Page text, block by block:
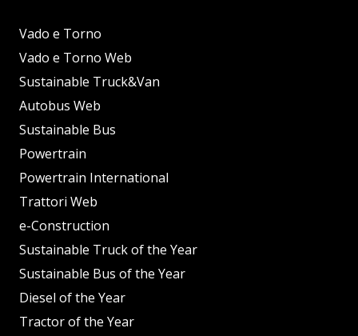
Vado e Torno
Vado e Torno Web
Sustainable Truck&Van
Autobus Web
Sustainable Bus
Powertrain
Powertrain International
Trattori Web
e-Construction
Sustainable Truck of the Year
Sustainable Bus of the Year
Diesel of the Year
Tractor of the Year